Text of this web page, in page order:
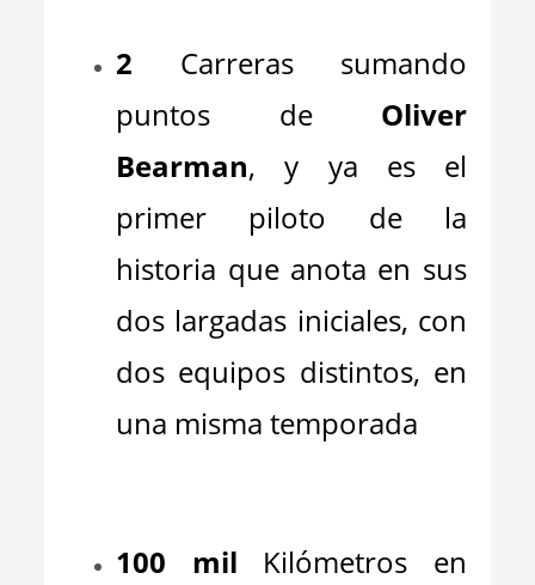
2 Carreras sumando
puntos de Oliver
Bearman, y ya es el
primer piloto de la
historia que anota en sus
dos largadas iniciales, con
dos equipos distintos, en
una misma temporada
100 mil Kilómetros en